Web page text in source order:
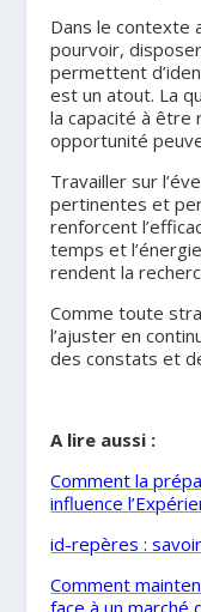
Dans le contexte
pourvoir,
permettent
est un atout. La
la capacité à être
opportunité
Travailler sur
pertinentes et
renforcent
temps et
rendent la
Comme toute
l’ajuster en
des constats et
A lire aussi :
Comment la
influence
id-repères :
Comment